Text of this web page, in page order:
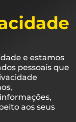
e estamos
pessoais que
aos seus